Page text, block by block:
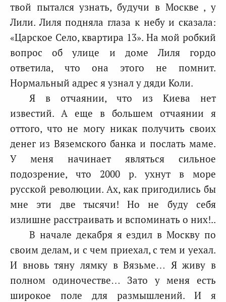
твой пытался узнать, будучи в Москве , у
Лили. Лиля подняла глаза к небу и сказала:
«Царское Село, квартира 13». На мой робкий
вопрос об улице и доме Лиля гордо
ответила, что она этого не помнит.
Нормальный адрес я узнал у дяди Коли.
Я в отчаянии, что из Киева нет
известий. А еще в большем отчаянии я
оттого, что не могу никак получить своих
денег из Вяземского банка и послать маме.
У меня начинает являться сильное
подозрение, что 2000 р. ухнут в море
русской революции. Ах, как пригодились бы
мне эти две тысячи! Но не буду себя
излишне расстраивать и вспоминать о них!..
В начале декабря я ездил в Москву по
своим делам, и с чем приехал, с тем и уехал.
И вновь тяну лямку в Вязьме… Я живу в
полном одиночестве… Зато у меня есть
широкое поле для размышлений. И я